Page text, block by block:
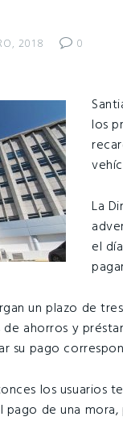
2018
0
los
La
el
un plazo de
ahorros y
su pago
los usuarios
pago de una